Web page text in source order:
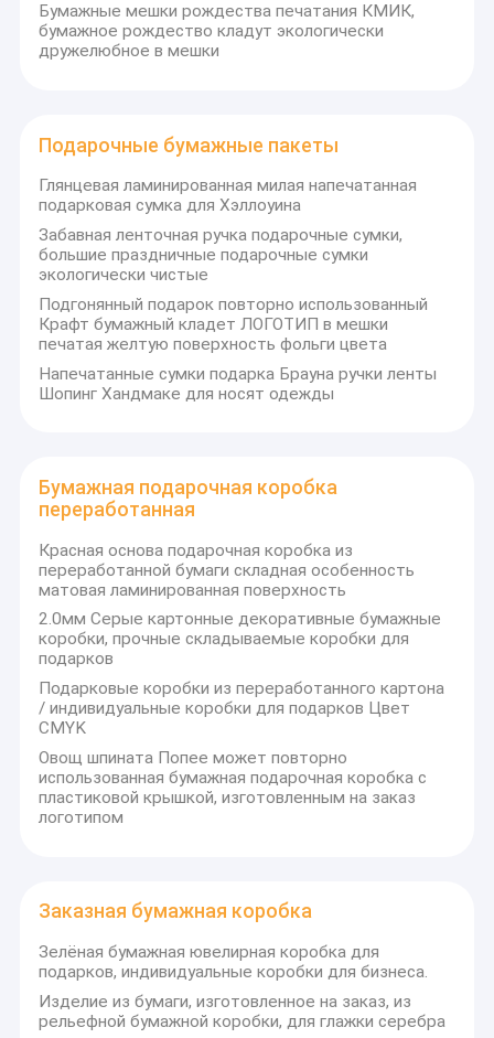
Бумажные мешки рождества печатания КМИК,
бумажное рождество кладут экологически
дружелюбное в мешки
Подарочные бумажные пакеты
Глянцевая ламинированная милая напечатанная
подарковая сумка для Хэллоуина
Забавная ленточная ручка подарочные сумки,
большие праздничные подарочные сумки
экологически чистые
Подгонянный подарок повторно использованный
Крафт бумажный кладет ЛОГОТИП в мешки
печатая желтую поверхность фольги цвета
Напечатанные сумки подарка Брауна ручки ленты
Шопинг Хандмаке для носят одежды
Бумажная подарочная коробка
переработанная
Красная основа подарочная коробка из
переработанной бумаги складная особенность
матовая ламинированная поверхность
2.0мм Серые картонные декоративные бумажные
коробки, прочные складываемые коробки для
подарков
Подарковые коробки из переработанного картона
/ индивидуальные коробки для подарков Цвет
CMYK
Овощ шпината Попее может повторно
использованная бумажная подарочная коробка с
пластиковой крышкой, изготовленным на заказ
логотипом
Заказная бумажная коробка
Зелёная бумажная ювелирная коробка для
подарков, индивидуальные коробки для бизнеса.
Изделие из бумаги, изготовленное на заказ, из
рельефной бумажной коробки, для глажки серебра